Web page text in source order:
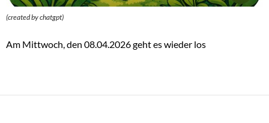
(created by chatgpt)
Am Mittwoch, den 08.04.2026 geht es wieder los